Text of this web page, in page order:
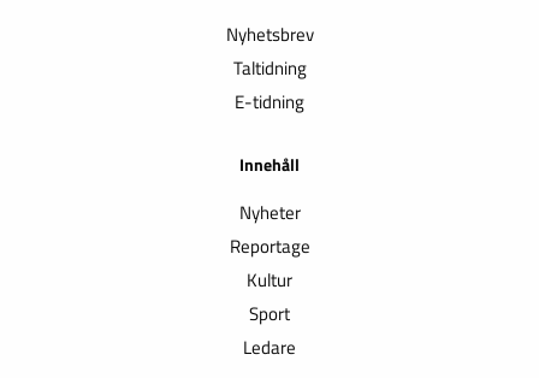
Nyhetsbrev
Taltidning
E-tidning
Innehåll
Nyheter
Reportage
Kultur
Sport
Ledare